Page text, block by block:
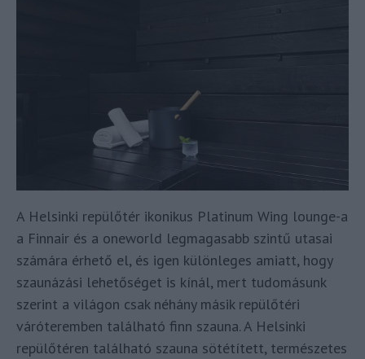
A Helsinki repülőtér ikonikus Platinum Wing lounge-a
a Finnair és a oneworld legmagasabb szintű utasai
számára érhető el, és igen különleges amiatt, hogy
szaunázási lehetőséget is kínál, mert tudomásunk
szerint a világon csak néhány másik repülőtéri
váróteremben található finn szauna. A Helsinki
repülőtéren található szauna sötétített, természetes